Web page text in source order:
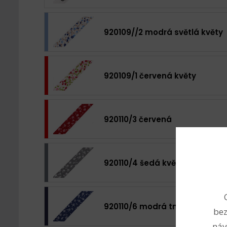
920109//2 modrá světlá květy
920109/1 červená květy
920110/3 červená
920110/4 šedá květy
920110/6 modrá tmavá